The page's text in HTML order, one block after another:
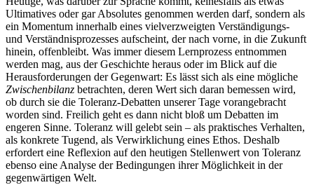
Ultimatives oder gar Absolutes genommen werden darf, sondern als
ein Momentum innerhalb eines vielverzweigten Verständigungs-
und Verständnisprozesses aufscheint, der nach vorne, in die Zukunft
hinein, offenbleibt. Was immer diesem Lernprozess entnommen
werden mag, aus der Geschichte heraus oder im Blick auf die
Herausforderungen der Gegenwart: Es lässt sich als eine mögliche
Zwischenbilanz betrachten, deren Wert sich daran bemessen wird,
ob durch sie die Toleranz-Debatten unserer Tage vorangebracht
worden sind. Freilich geht es dann nicht bloß um Debatten im
engeren Sinne. Toleranz will gelebt sein – als praktisches Verhalten,
als konkrete Tugend, als Verwirklichung eines Ethos. Deshalb
erfordert eine Reflexion auf den heutigen Stellenwert von Toleranz
ebenso eine Analyse der Bedingungen ihrer Möglichkeit in der
gegenwärtigen Welt.